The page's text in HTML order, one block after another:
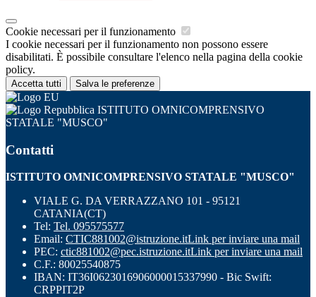
Cookie necessari per il funzionamento
I cookie necessari per il funzionamento non possono essere
disabilitati. È possibile consultare l'elenco nella pagina della cookie
policy.
Accetta tutti Salva le preferenze
ISTITUTO OMNICOMPRENSIVO
STATALE "MUSCO"
Contatti
ISTITUTO OMNICOMPRENSIVO STATALE "MUSCO"
VIALE G. DA VERRAZZANO 101 - 95121
CATANIA(CT)
Tel: Tel. 095575577
Email: CTIC881002@istruzione.itLink per inviare una mail
PEC: ctic881002@pec.istruzione.itLink per inviare una mail
C.F.: 80025540875
IBAN: IT36I0623016906000015337990 - Bic Swift:
CRPPIT2P